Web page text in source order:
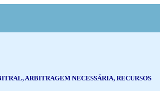
ARBITRAGEM NECESSÁRIA, RECURSOS